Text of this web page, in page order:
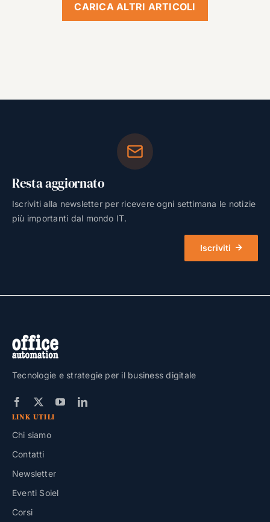
CARICA ALTRI ARTICOLI
Resta aggiornato
Iscriviti alla newsletter per ricevere ogni settimana le notizie
più importanti dal mondo IT.
Iscriviti
Tecnologie e strategie per il business digitale
LINK UTILI
Chi siamo
Contatti
Newsletter
Eventi Soiel
Corsi